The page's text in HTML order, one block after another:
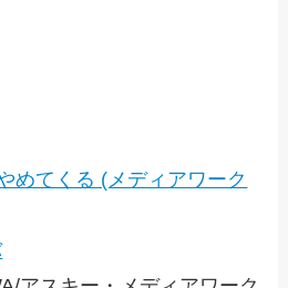
めてくる (メディアワーク